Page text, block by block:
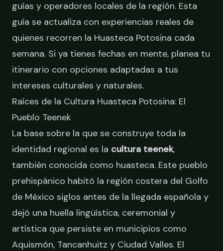
guías y operadores locales de la región. Esta
guía se actualiza con experiencias reales de
quienes recorren la Huasteca Potosina cada
semana. Si ya tienes fechas en mente, planea tu
itinerario con opciones adaptadas a tus
intereses culturales y naturales.
Raíces de la Cultura Huasteca Potosina: El
Pueblo Teenek
La base sobre la que se construye toda la
identidad regional es la cultura teenek,
también conocida como huasteca. Este pueblo
prehispánico habitó la región costera del Golfo
de México siglos antes de la llegada española y
dejó una huella lingüística, ceremonial y
artística que persiste en municipios como
Aquismón, Tancanhuitz y Ciudad Valles. El